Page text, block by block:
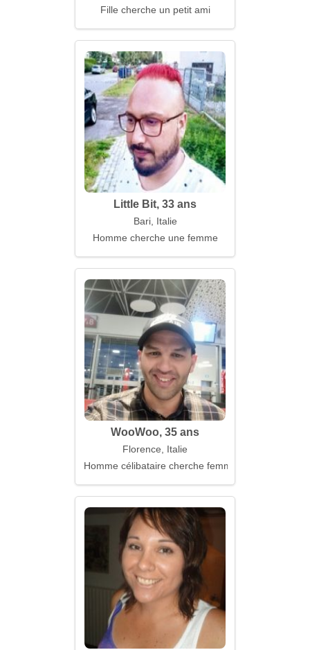
Fille cherche un petit ami
Little Bit, 33 ans
Bari, Italie
Homme cherche une femme
WooWoo, 35 ans
Florence, Italie
Homme célibataire cherche femme